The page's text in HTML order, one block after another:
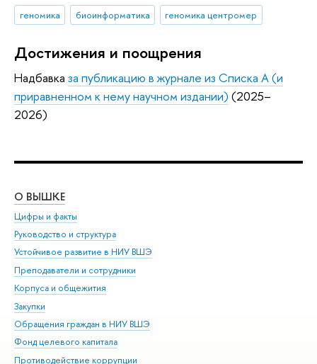
геномика биоинформатика геномика центромер
Достижения и поощрения
Надбавка за публикацию в журнале из Списка А (и
приравненном к нему научном издании) (2025–
2026)
О ВЫШКЕ
Цифры и факты
Руководство и структура
Устойчивое развитие в НИУ ВШЭ
Преподаватели и сотрудники
Корпуса и общежития
Закупки
Обращения граждан в НИУ ВШЭ
Фонд целевого капитала
Противодействие коррупции